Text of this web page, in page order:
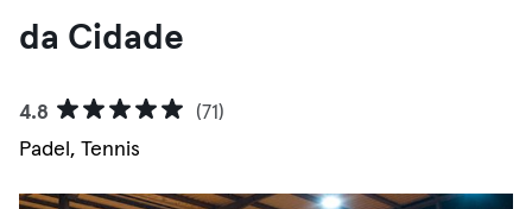
da Cidade
4.8
(71)
Padel, Tennis